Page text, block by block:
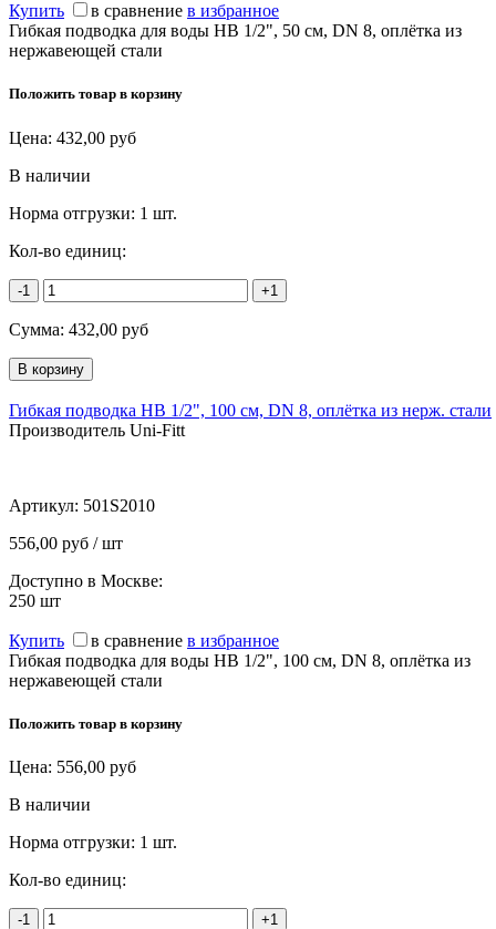
Купить в сравнение в избранное
Гибкая подводка для воды НВ 1/2", 50 см, DN 8, оплётка из
нержавеющей стали
Положить товар в корзину
Цена: 432,00 руб
В наличии
Норма отгрузки: 1 шт.
Кол-во единиц:
-1 +1
Сумма: 432,00 руб
Гибкая подводка НВ 1/2", 100 см, DN 8, оплётка из нерж. стали
Производитель Uni-Fitt
Артикул: 501S2010
556,00 руб / шт
Доступно в Москве:
250 шт
Купить в сравнение в избранное
Гибкая подводка для воды НВ 1/2", 100 см, DN 8, оплётка из
нержавеющей стали
Положить товар в корзину
Цена: 556,00 руб
В наличии
Норма отгрузки: 1 шт.
Кол-во единиц:
-1 +1